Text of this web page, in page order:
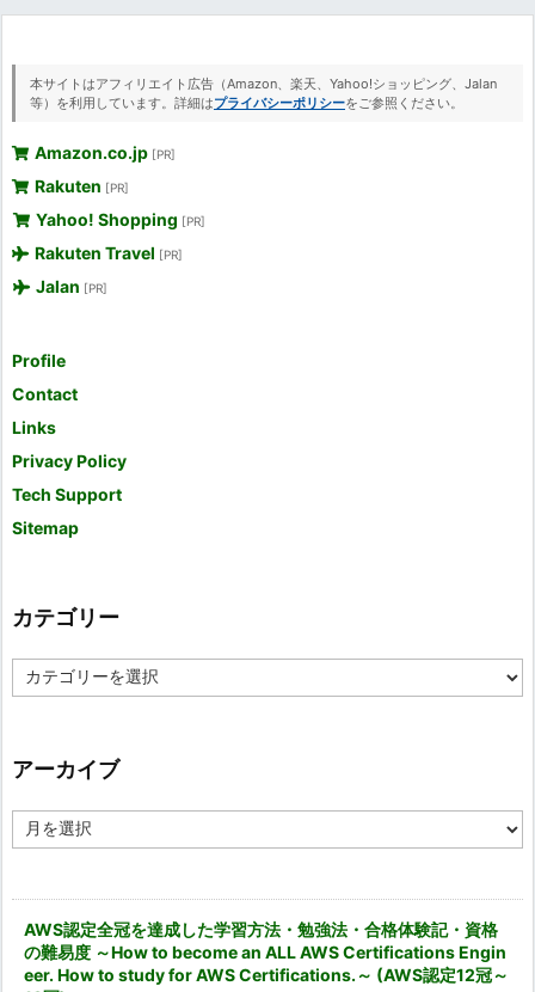
本サイトはアフィリエイト広告（Amazon、楽天、Yahoo!ショッピング、Jalan
等）を利用しています。詳細はプライバシーポリシーをご参照ください。
Amazon.co.jp [PR]
Rakuten [PR]
Yahoo! Shopping [PR]
Rakuten Travel [PR]
Jalan [PR]
Profile
Contact
Links
Privacy Policy
Tech Support
Sitemap
カテゴリー
テ
ー
アーカイブ
ー
AWS認定全冠を達成した学習方法・勉強法・合格体験記・資格
の難易度 ～How to become an ALL AWS Certifications Engin
eer. How to study for AWS Certifications.～ (AWS認定12冠～